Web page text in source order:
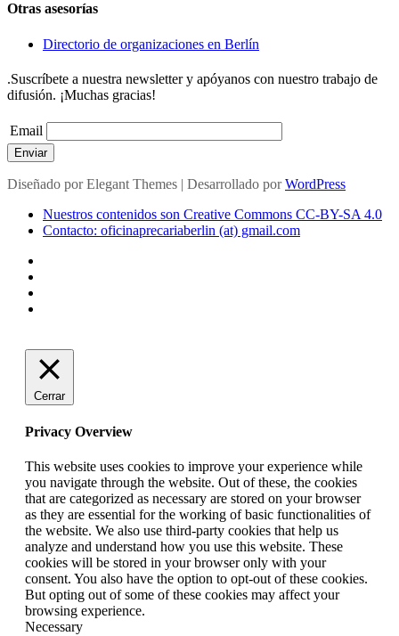
Otras asesorías
Directorio de organizaciones en Berlín
.Suscríbete a nuestra newsletter y apóyanos con nuestro trabajo de
difusión. ¡Muchas gracias!
Email
Enviar
Diseñado porElegant Themes | Desarrollado porWordPress
Nuestros contenidos son Creative Commons CC-BY-SA 4.0
Contacto: oficinaprecariaberlin (at) gmail.com
Cerrar
Privacy Overview
This website uses cookies to improve your experience while
you navigate through the website. Out of these, the cookies
that are categorized as necessary are stored on your browser
as they are essential for the working of basic functionalities of
the website. We also use third-party cookies that help us
analyze and understand how you use this website. These
cookies will be stored in your browser only with your
consent. You also have the option to opt-out of these cookies.
But opting out of some of these cookies may affect your
browsing experience.
Necessary